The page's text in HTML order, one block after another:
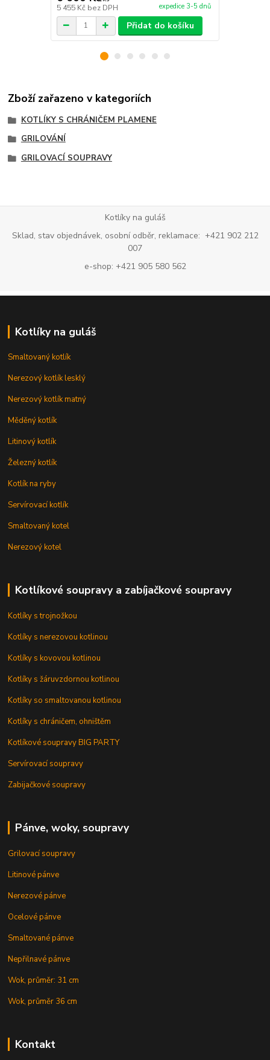
5 455 Kč bez DPH expedice 3-5 dnů
Přidat do košíku
Zboží zařazeno v kategoriích
KOTLÍKY S CHRÁNIČEM PLAMENE
GRILOVÁNÍ
GRILOVACÍ SOUPRAVY
Kotlíky na guláš
Sklad, stav objednávek, osobní odběr, reklamace: +421 902 212
007
e-shop: +421 905 580 562
Kotlíky na guláš
Smaltovaný kotlík
Nerezový kotlík lesklý
Nerezový kotlík matný
Měděný kotlík
Litinový kotlík
Železný kotlík
Kotlík na ryby
Servírovací kotlík
Smaltovaný kotel
Nerezový kotel
Kotlíkové soupravy a zabíjačkové soupravy
Kotlíky s trojnožkou
Kotlíky s nerezovou kotlinou
Kotlíky s kovovou kotlinou
Kotlíky s žáruvzdornou kotlinou
Kotlíky so smaltovanou kotlinou
Kotlíky s chráničem, ohništěm
Kotlíkové soupravy BIG PARTY
Servírovací soupravy
Zabijačkové soupravy
Pánve, woky, soupravy
Grilovací soupravy
Litinové pánve
Nerezové pánve
Ocelové pánve
Smaltované pánve
Nepřilnavé pánve
Wok, průměr: 31 cm
Wok, průměr 36 cm
Kontakt